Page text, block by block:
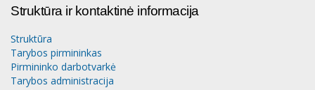
Struktūra ir kontaktinė informacija
Struktūra
Tarybos pirmininkas
Pirmininko darbotvarkė
Tarybos administracija